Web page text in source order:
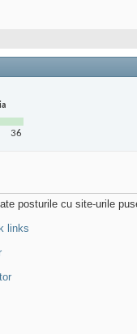
36
posturile cu site-urile
links